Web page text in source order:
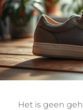
Het is geen